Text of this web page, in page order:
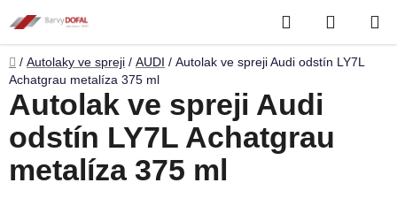
na
obsah
Hledat
KOŠÍK
Domů
/ Autolaky ve spreji / AUDI / Autolak ve spreji Audi odstín LY7L
Achatgrau metalíza 375 ml
Autolak ve spreji Audi
odstín LY7L Achatgrau
metalíza 375 ml